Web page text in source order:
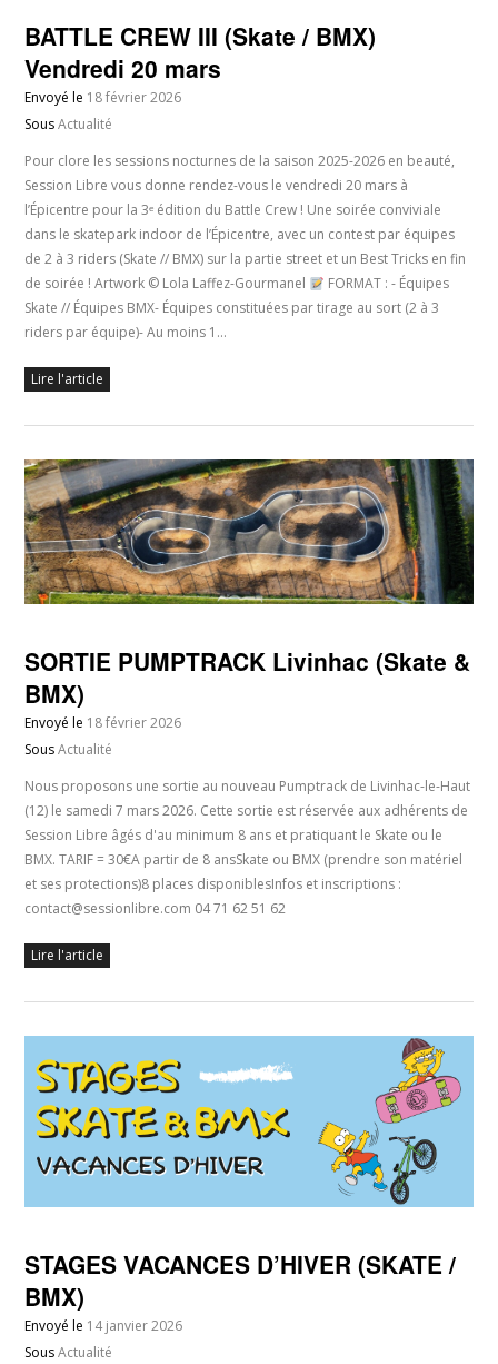
BATTLE CREW III (Skate / BMX)
Vendredi 20 mars
Envoyé le 18 février 2026
SousActualité
Pour clore les sessions nocturnes de la saison 2025-2026 en beauté,
Session Libre vous donne rendez-vous le vendredi 20 mars à
l’Épicentre pour la 3ᵉ édition du Battle Crew ! Une soirée conviviale
dans le skatepark indoor de l’Épicentre, avec un contest par équipes
de 2 à 3 riders (Skate // BMX) sur la partie street et un Best Tricks en fin
de soirée ! Artwork © Lola Laffez-Gourmanel
FORMAT : - Équipes
Skate // Équipes BMX- Équipes constituées par tirage au sort (2 à 3
riders par équipe)- Au moins 1…
Lire l'article
SORTIE PUMPTRACK Livinhac (Skate &
BMX)
Envoyé le 18 février 2026
SousActualité
Nous proposons une sortie au nouveau Pumptrack de Livinhac-le-Haut
(12) le samedi 7 mars 2026. Cette sortie est réservée aux adhérents de
Session Libre âgés d'au minimum 8 ans et pratiquant le Skate ou le
BMX. TARIF = 30€A partir de 8 ansSkate ou BMX (prendre son matériel
et ses protections)8 places disponiblesInfos et inscriptions :
contact@sessionlibre.com 04 71 62 51 62
Lire l'article
STAGES VACANCES D’HIVER (SKATE /
BMX)
Envoyé le 14 janvier 2026
SousActualité